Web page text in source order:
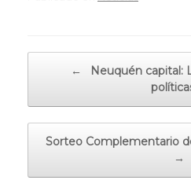
←
Neuquén capital:
Sorteo Complementario
→